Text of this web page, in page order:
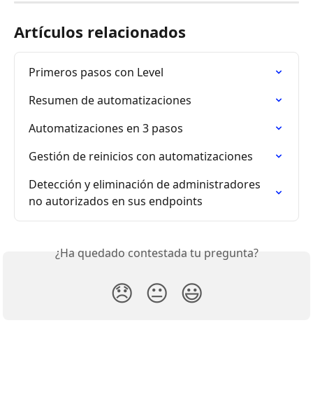
Artículos relacionados
Primeros pasos con Level
Resumen de automatizaciones
Automatizaciones en 3 pasos
Gestión de reinicios con automatizaciones
Detección y eliminación de administradores
no autorizados en sus endpoints
¿Ha quedado contestada tu pregunta?
😞 😐 😃